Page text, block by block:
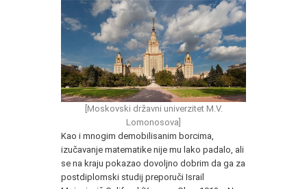
[Moskovski državni univerzitet M.V.
Lomonosova]
Kao i mnogim demobilisanim borcima,
izučavanje matematike nije mu lako padalo, ali
se na kraju pokazao dovoljno dobrim da ga za
postdiplomski studij preporuči Israil